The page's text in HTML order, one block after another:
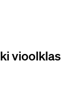
vioolklas